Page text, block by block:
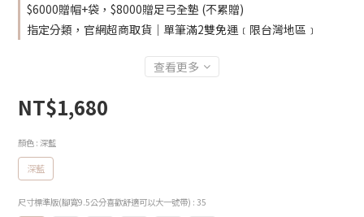
$6000贈帽+袋，$8000贈足弓全墊 (不累贈)
指定分類，官網超商取貨｜單筆滿2雙免運﹝限台灣地區﹞
查看更多
NT$1,680
顏色 : 深藍
深藍
尺寸標準版(腳寬9.5公分喜歡舒適可以大一號帶) : 35